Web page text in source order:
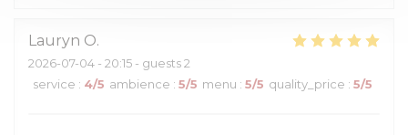
Lauryn O
2026-07-04 - 20:15 - guests 2
service : 4/5 ambience : 5/5 menu : 5/5 quality_price : 5/5